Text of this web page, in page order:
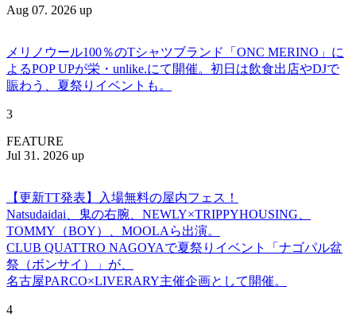
Aug 07. 2026 up
メリノウール100％のTシャツブランド「ONC MERINO」に
よるPOP UPが栄・unlike.にて開催。初日は飲食出店やDJで
賑わう、夏祭りイベントも。
3
FEATURE
Jul 31. 2026 up
【更新TT発表】入場無料の屋内フェス！
Natsudaidai、鬼の右腕、NEWLY×TRIPPYHOUSING、
TOMMY（BOY）、MOOLAら出演。
CLUB QUATTRO NAGOYAで夏祭りイベント「ナゴパル盆
祭（ボンサイ）」が、
名古屋PARCO×LIVERARY主催企画として開催。
4